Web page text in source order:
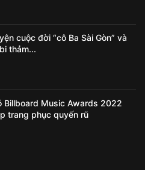
cuộc đời “cô Ba Sài Gòn” và
thảm...
Billboard Music Awards 2022
trang phục quyến rũ